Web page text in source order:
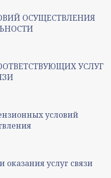
ОСУЩЕСТВЛЕНИЯ
УСЛУГ
условий
оказания услуг связи